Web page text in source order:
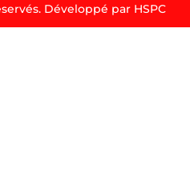
Développé par HSPC